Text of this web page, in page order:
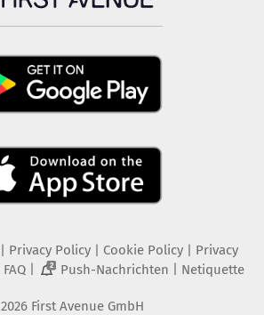
Privacy Policy| Cookie Policy| Privacy
FAQ| 2 Push-Nachrichten Netiquette
2026 First Avenue GmbH